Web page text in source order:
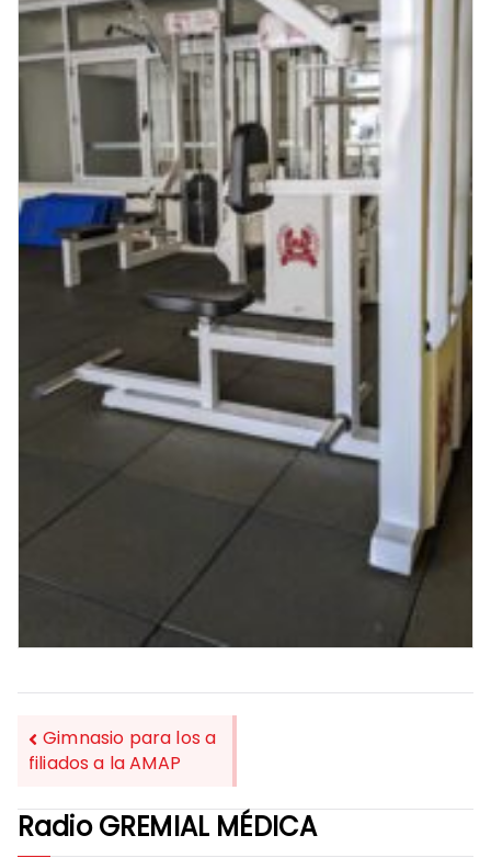
NAVEGACIÓN
DE
Gimnasio para los a
filiados a la AMAP
Radio GREMIAL MÉDICA